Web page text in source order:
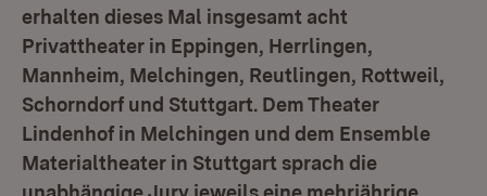
erhalten dieses Mal insgesamt acht
Privattheater in Eppingen, Herrlingen,
Mannheim, Melchingen, Reutlingen, Rottweil,
Schorndorf und Stuttgart. Dem Theater
Lindenhof in Melchingen und dem Ensemble
Materialtheater in Stuttgart sprach die